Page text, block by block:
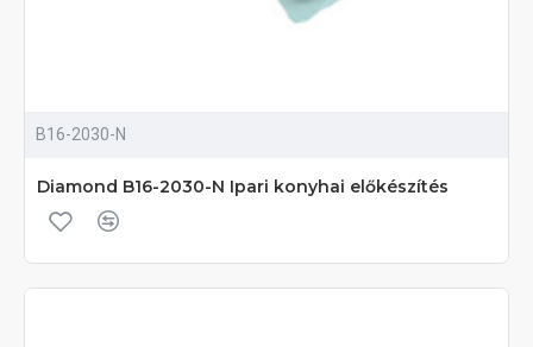
B16-2030-N
Diamond B16-2030-N Ipari konyhai előkészítés